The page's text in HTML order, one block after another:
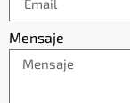
Mensaje